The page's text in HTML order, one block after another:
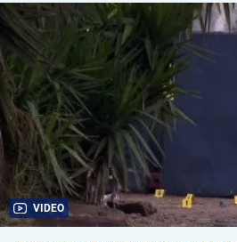
VIDEO